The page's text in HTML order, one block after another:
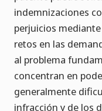
indemnizaciones
perjuicios
retos en las
al problema
concentran en
generalmente
infracción y de los